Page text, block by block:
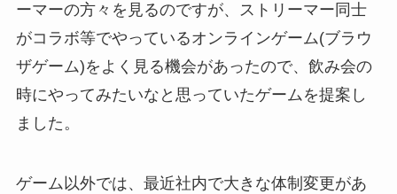
ーマーの方々を見るのですが、ストリーマー同士
がコラボ等でやっているオンラインゲーム(ブラウ
ザゲーム)をよく見る機会があったので、飲み会の
時にやってみたいなと思っていたゲームを提案し
ました。
ゲーム以外では、最近社内で大きな体制変更があ